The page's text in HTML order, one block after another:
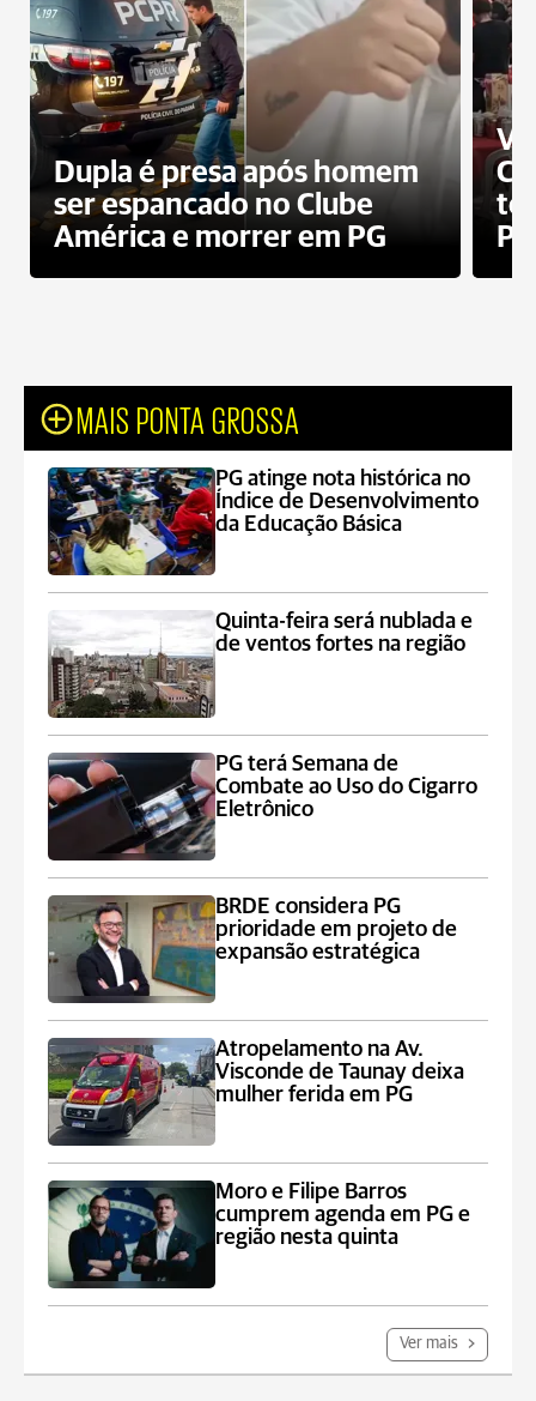
Dupla é presa após homem
ser espancado no Clube
América e morrer em PG
PG
MAIS PONTA GROSSA
PG atinge nota histórica no
Índice de Desenvolvimento
da Educação Básica
Quinta-feira será nublada e
de ventos fortes na região
PG terá Semana de
Combate ao Uso do Cigarro
Eletrônico
BRDE considera PG
prioridade em projeto de
expansão estratégica
Atropelamento na Av.
Visconde de Taunay deixa
mulher ferida em PG
Moro e Filipe Barros
cumprem agenda em PG e
região nesta quinta
Ver mais